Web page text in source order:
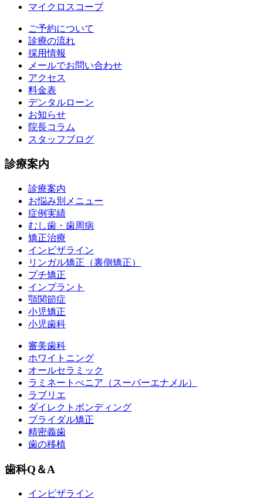
マイクロスコープ
ご予約について
診療の流れ
採用情報
メールでお問い合わせ
アクセス
料金表
デンタルローン
お知らせ
院長コラム
スタッフブログ
診療案内
診療案内
お悩み別メニュー
症例実績
むし歯・歯周病
矯正治療
インビザライン
リンガル矯正（裏側矯正）
プチ矯正
インプラント
顎関節症
小児矯正
小児歯科
審美歯科
ホワイトニング
オールセラミック
ラミネートべニア （スーパーエナメル）
ラブリエ
ダイレクトボンディング
ブライダル矯正
精密義歯
歯の移植
歯科Q＆A
インビザライン